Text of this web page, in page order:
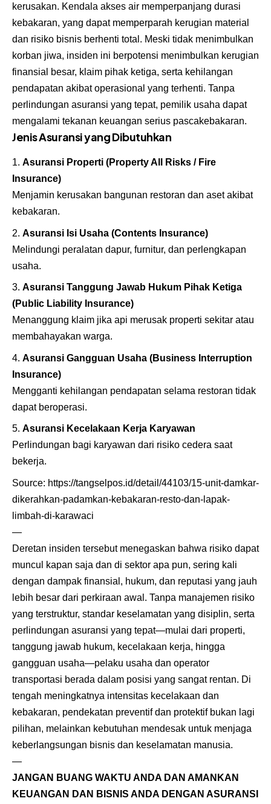
kerusakan. Kendala akses air memperpanjang durasi
kebakaran, yang dapat memperparah kerugian material
dan risiko bisnis berhenti total. Meski tidak menimbulkan
korban jiwa, insiden ini berpotensi menimbulkan kerugian
finansial besar, klaim pihak ketiga, serta kehilangan
pendapatan akibat operasional yang terhenti. Tanpa
perlindungan asuransi yang tepat, pemilik usaha dapat
mengalami tekanan keuangan serius pascakebakaran.
Jenis Asuransi yang Dibutuhkan
Asuransi Properti (Property All Risks / Fire
Insurance)
Menjamin kerusakan bangunan restoran dan aset akibat
kebakaran.
Asuransi Isi Usaha (Contents Insurance)
Melindungi peralatan dapur, furnitur, dan perlengkapan
usaha.
Asuransi Tanggung Jawab Hukum Pihak Ketiga
(Public Liability Insurance)
Menanggung klaim jika api merusak properti sekitar atau
membahayakan warga.
Asuransi Gangguan Usaha (Business Interruption
Insurance)
Mengganti kehilangan pendapatan selama restoran tidak
dapat beroperasi.
Asuransi Kecelakaan Kerja Karyawan
Perlindungan bagi karyawan dari risiko cedera saat
bekerja.
Source: https://tangselpos.id/detail/44103/15-unit-damkar-
dikerahkan-padamkan-kebakaran-resto-dan-lapak-
limbah-di-karawaci
—
Deretan insiden tersebut menegaskan bahwa risiko dapat
muncul kapan saja dan di sektor apa pun, sering kali
dengan dampak finansial, hukum, dan reputasi yang jauh
lebih besar dari perkiraan awal. Tanpa manajemen risiko
yang terstruktur, standar keselamatan yang disiplin, serta
perlindungan asuransi yang tepat—mulai dari properti,
tanggung jawab hukum, kecelakaan kerja, hingga
gangguan usaha—pelaku usaha dan operator
transportasi berada dalam posisi yang sangat rentan. Di
tengah meningkatnya intensitas kecelakaan dan
kebakaran, pendekatan preventif dan protektif bukan lagi
pilihan, melainkan kebutuhan mendesak untuk menjaga
keberlangsungan bisnis dan keselamatan manusia.
—
JANGAN BUANG WAKTU ANDA DAN AMANKAN
KEUANGAN DAN BISNIS ANDA DENGAN ASURANSI